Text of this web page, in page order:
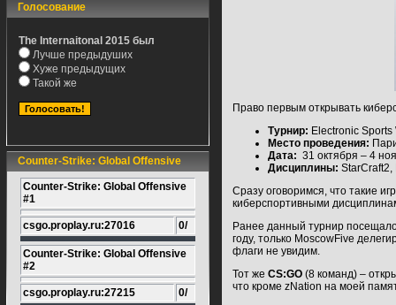
Голосование
The Internaitonal 2015 был
Лучше предыдуших
Хуже предыдущих
Такой же
Counter-Strike: Global Offensive
Counter-Strike: Global Offensive
#1
csgo.proplay.ru:27016 0/
Counter-Strike: Global Offensive
#2
csgo.proplay.ru:27215 0/
Право первым открывать
Турнир: Electronic
Место проведения:
Дата: 31 октября – 4
Дисциплины: StarCraft2,
Сразу оговоримся, что такие
киберспортивными
Ранее данный турнир
году, только MoscowFive
флаги не увидим.
Тот же CS:GO (8 команд) –
что кроме zNation на моей